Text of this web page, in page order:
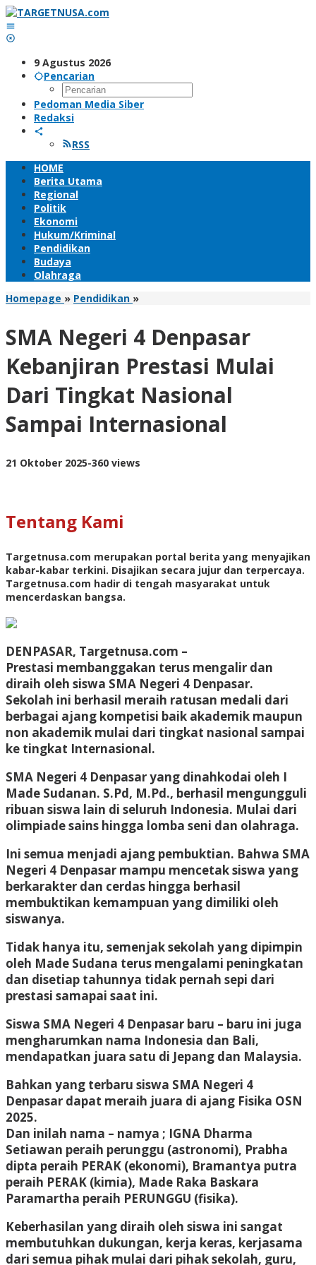
Lewati
ke
konten
9 Agustus 2026
Pencarian
Pedoman Media Siber
Redaksi
RSS
HOME
Berita Utama
Regional
Politik
Ekonomi
Hukum/Kriminal
Pendidikan
Budaya
Olahraga
Homepage » Pendidikan »SMA
Denpasar
Prestasi
Mulai
Dari
Tingkat
Nasional
Sampai
SMA Negeri 4 Denpasar
Kebanjiran Prestasi Mulai
Dari Tingkat Nasional
Sampai Internasional
21 Oktober 2025oleh
-360 views
Tentang Kami
Targetnusa.com merupakan portal berita yang menyajikan
kabar-kabar terkini. Disajikan secara jujur dan terpercaya.
Targetnusa.com hadir di tengah masyarakat untuk
mencerdaskan bangsa.
DENPASAR, Targetnusa.com –
Prestasi membanggakan terus mengalir dan
diraih oleh siswa SMA Negeri 4 Denpasar.
Sekolah ini berhasil meraih ratusan medali dari
berbagai ajang kompetisi baik akademik maupun
non akademik mulai dari tingkat nasional sampai
ke tingkat Internasional.
SMA Negeri 4 Denpasar yang dinahkodai oleh I
Made Sudanan. S.Pd, M.Pd., berhasil mengungguli
ribuan siswa lain di seluruh Indonesia. Mulai dari
olimpiade sains hingga lomba seni dan olahraga.
Ini semua menjadi ajang pembuktian. Bahwa SMA
Negeri 4 Denpasar mampu mencetak siswa yang
berkarakter dan cerdas hingga berhasil
membuktikan kemampuan yang dimiliki oleh
siswanya.
Tidak hanya itu, semenjak sekolah yang dipimpin
oleh Made Sudana terus mengalami peningkatan
dan disetiap tahunnya tidak pernah sepi dari
prestasi samapai saat ini.
Siswa SMA Negeri 4 Denpasar baru – baru ini juga
mengharumkan nama Indonesia dan Bali,
mendapatkan juara satu di Jepang dan Malaysia.
Bahkan yang terbaru siswa SMA Negeri 4
Denpasar dapat meraih juara di ajang Fisika OSN
2025.
Dan inilah nama – namya ; IGNA Dharma
Setiawan peraih perunggu (astronomi), Prabha
dipta peraih PERAK (ekonomi), Bramantya putra
peraih PERAK (kimia), Made Raka Baskara
Paramartha peraih PERUNGGU (fisika).
Keberhasilan yang diraih oleh siswa ini sangat
membutuhkan dukungan, kerja keras, kerjasama
dari semua pihak mulai dari pihak sekolah, guru,